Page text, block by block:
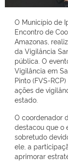
O Município de
Encontro de
Amazonas,
da Vigilância
pública. O
Vigilância em
Pinto (FVS-
ações de
estado.
O coordenador
destacou que o
sobretudo
ele, a
aprimorar